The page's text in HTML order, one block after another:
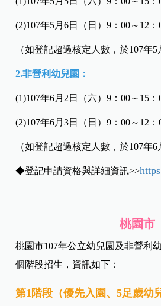
(2)107年5月6日（日）9：00～12：
（如登記超過核定人數，於107年5
2.非營利幼兒園：
(1)107年6月2日（六）9：00～15：
(2)107年6月3日（日）9：00～12：
（如登記超過核定人數，於107年6
◆登記申請資格與詳細資訊>>
桃園市
桃園市107年公立幼兒園及非營利
個階段招生，資訊如下：
第1階段（優先入園、5足歲幼